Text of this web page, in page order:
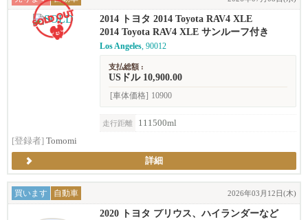
2014 トヨタ 2014 Toyota RAV4 XLE
2014 Toyota RAV4 XLE サンルーフ付き
Los Angeles, 90012
支払総額 :
USドル 10,900.00
[車体価格] 10900
走行距離
111500ml
[登録者] Tomomi
詳細
買います 自動車 2026年03月12日(木)
2020 トヨタ プリウス、ハイランダーなど